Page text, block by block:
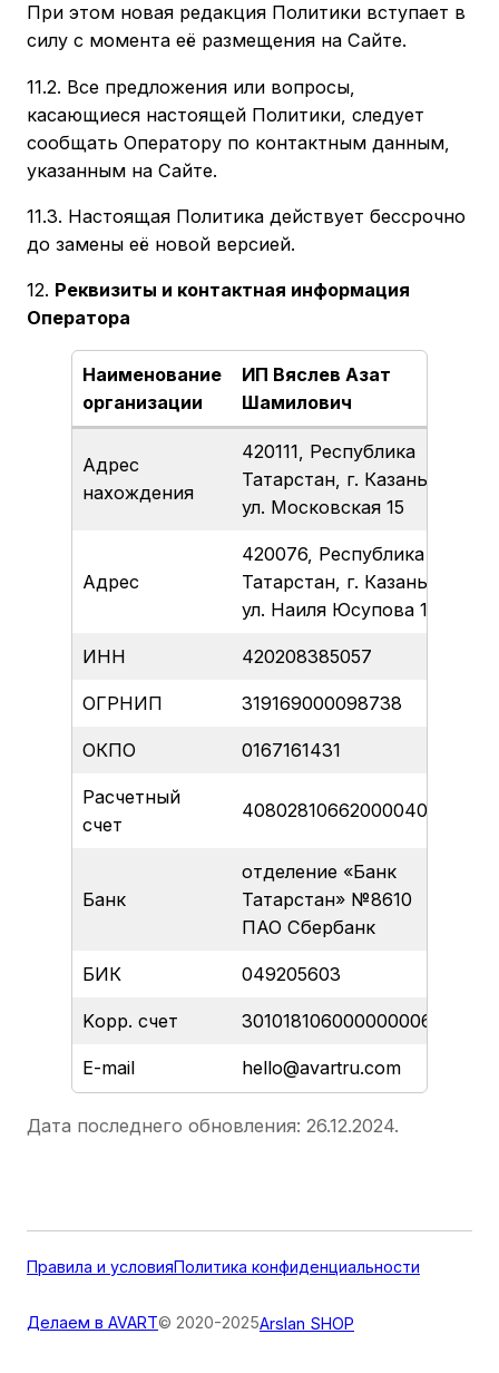
При этом новая редакция Политики вступает в
силу с момента её размещения на Сайте.
11.2. Все предложения или вопросы,
касающиеся настоящей Политики, следует
сообщать Оператору по контактным данным,
указанным на Сайте.
11.3. Настоящая Политика действует бессрочно
до замены её новой версией.
12. Реквизиты и контактная информация
Оператора
Наименование
организации
ИП Вяслев Азат
Шамилович
Адрес
нахождения
420111, Республика
Татарстан, г. Казань,
ул. Московская 15
Адрес
420076, Республика
Татарстан, г. Казань,
ул. Наиля Юсупова 11
ИНН 420208385057
ОГРНИП 319169000098738
ОКПО 0167161431
Расчетный
счет
40802810662000040185
Банк
отделение «Банк
Татарстан» №8610
ПАО Сбербанк
БИК 049205603
Kорр. счет 30101810600000000603
E-mail hello@avartru.com
Дата последнего обновления: 26.12.2024.
Правила и условияПолитика конфиденциальности
Делаем в AVART© 2020-2025Arslan SHOP